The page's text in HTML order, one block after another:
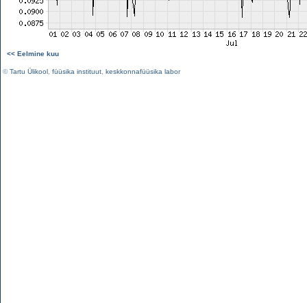
<< Eelmine kuu
©Tartu Ülikool füüsika instituut keskkonnafüüsika labor